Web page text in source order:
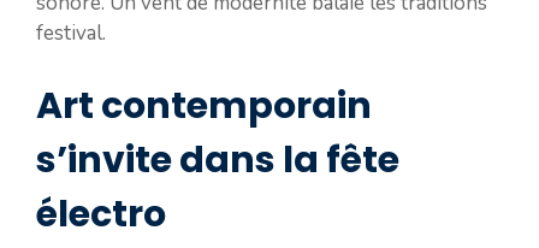
festival.
Art contemporain
s’invite dans la fête
électro